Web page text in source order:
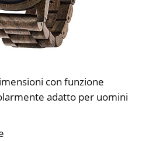
con funzione
adatto per uomini